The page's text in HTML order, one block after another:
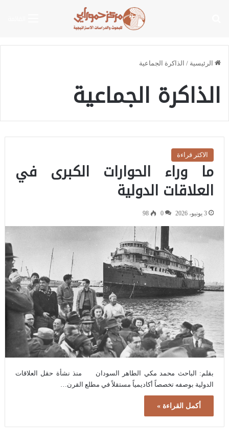
الرئيسية / الذاكرة الجماعية
الذاكرة الجماعية
الاكثر قراءة
ما وراء الحوارات الكبرى في
العلاقات الدولية
3 يونيو، 2026 0
98
بقلم: الباحث محمد مكي الطاهر السودان منذ نشأة حقل العلاقات
الدولية بوصفه تخصصاً أكاديمياً مستقلاً في مطلع القرن…
أكمل القراءة »